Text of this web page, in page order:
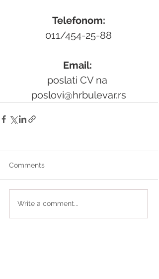
Telefonom:
011/454-25-88
Email:
poslati CV na
poslovi@hrbulevar.rs
Comments
Write a comment...